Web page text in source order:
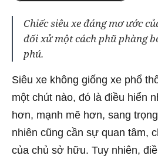
Chiếc siêu xe đáng mơ ước
đối xử một cách phũ phàng
phú.
Siêu xe không giống xe phổ
một chút nào, đó là điều hiển
hơn, mạnh mẽ hơn, sang
nhiên cũng cần sự quan tâm,
của chủ sở hữu. Tuy nhiên,